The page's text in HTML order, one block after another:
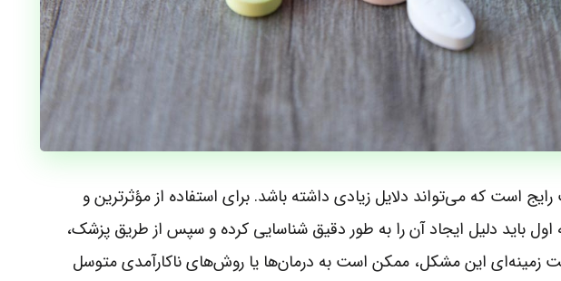
است که می‌تواند دلایل زیادی داشته باشد. برای استفاده از مؤثرترین و
اول باید دلیل ایجاد آن را به طور دقیق شناسایی کرده و سپس از طریق پزشک،
زمینه‌ای این مشکل، ممکن است به درمان‌ها یا روش‌های ناکارآمدی متوسل